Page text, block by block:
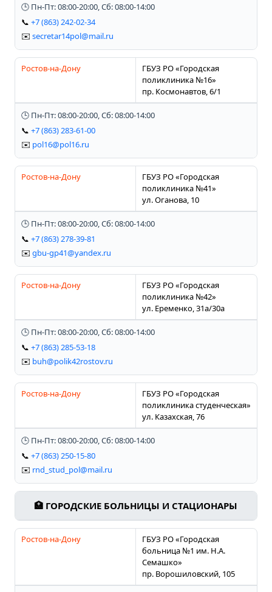
🕒 Пн-Пт: 08:00-20:00, Сб: 08:00-14:00
📞 +7 (863) 242-02-34
✉️ secretar14pol@mail.ru
Ростов-на-Дону
ГБУЗ РО «Городская
поликлиника №16»
пр. Космонавтов, 6/1
🕒 Пн-Пт: 08:00-20:00, Сб: 08:00-14:00
📞 +7 (863) 283-61-00
✉️ pol16@pol16.ru
Ростов-на-Дону
ГБУЗ РО «Городская
поликлиника №41»
ул. Оганова, 10
🕒 Пн-Пт: 08:00-20:00, Сб: 08:00-14:00
📞 +7 (863) 278-39-81
✉️ gbu-gp41@yandex.ru
Ростов-на-Дону
ГБУЗ РО «Городская
поликлиника №42»
ул. Еременко, 31а/30а
🕒 Пн-Пт: 08:00-20:00, Сб: 08:00-14:00
📞 +7 (863) 285-53-18
✉️ buh@polik42rostov.ru
Ростов-на-Дону
ГБУЗ РО «Городская
поликлиника студенческая»
ул. Казахская, 76
🕒 Пн-Пт: 08:00-20:00, Сб: 08:00-14:00
📞 +7 (863) 250-15-80
✉️ rnd_stud_pol@mail.ru
🏥 ГОРОДСКИЕ БОЛЬНИЦЫ И СТАЦИОНАРЫ
Ростов-на-Дону
ГБУЗ РО «Городская
больница №1 им. Н.А.
Семашко»
пр. Ворошиловский, 105